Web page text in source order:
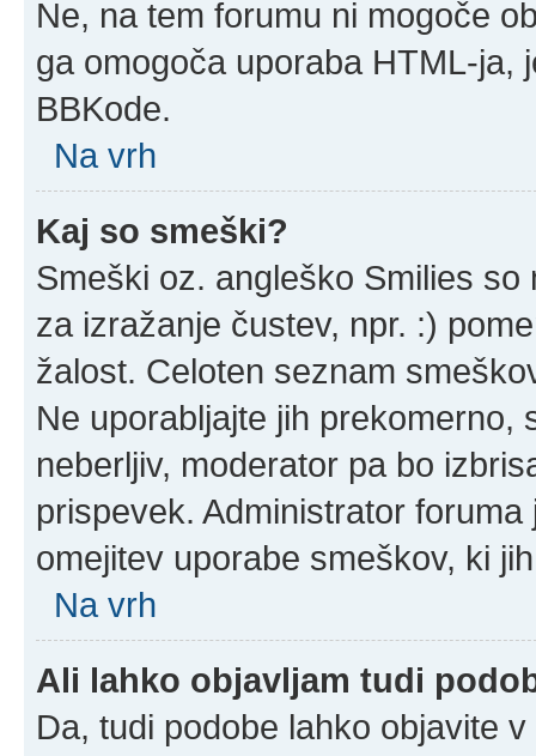
Ne, na tem forumu ni mogoče
ga omogoča uporaba HTML-ja,
BBKode.
Na vrh
Kaj so smeški?
Smeški oz. angleško Smilies
za izražanje čustev, npr. :)
žalost. Celoten seznam
Ne uporabljajte jih
neberljiv, moderator pa bo
prispevek. Administrator
omejitev uporabe smeškov, ki
Na vrh
Ali lahko objavljam tudi
Da, tudi podobe lahko objavite